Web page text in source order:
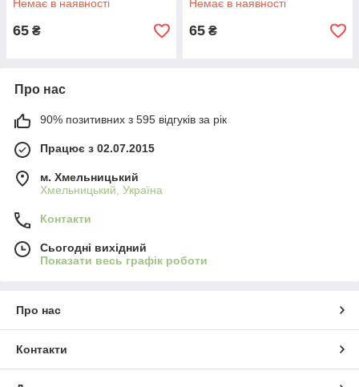
Немає в наявності
65 ₴
Немає в наявності
65 ₴
Про нас
90% позитивних з 595 відгуків за рік
Працює з 02.07.2015
м. Хмельницький
Хмельницький, Україна
Контакти
Сьогодні вихідний
Показати весь графік роботи
Про нас
Контакти